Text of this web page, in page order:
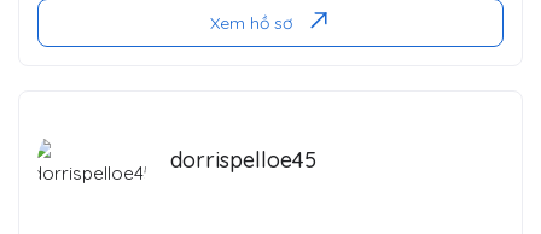
Xem hồ sơ
dorrispelloe45